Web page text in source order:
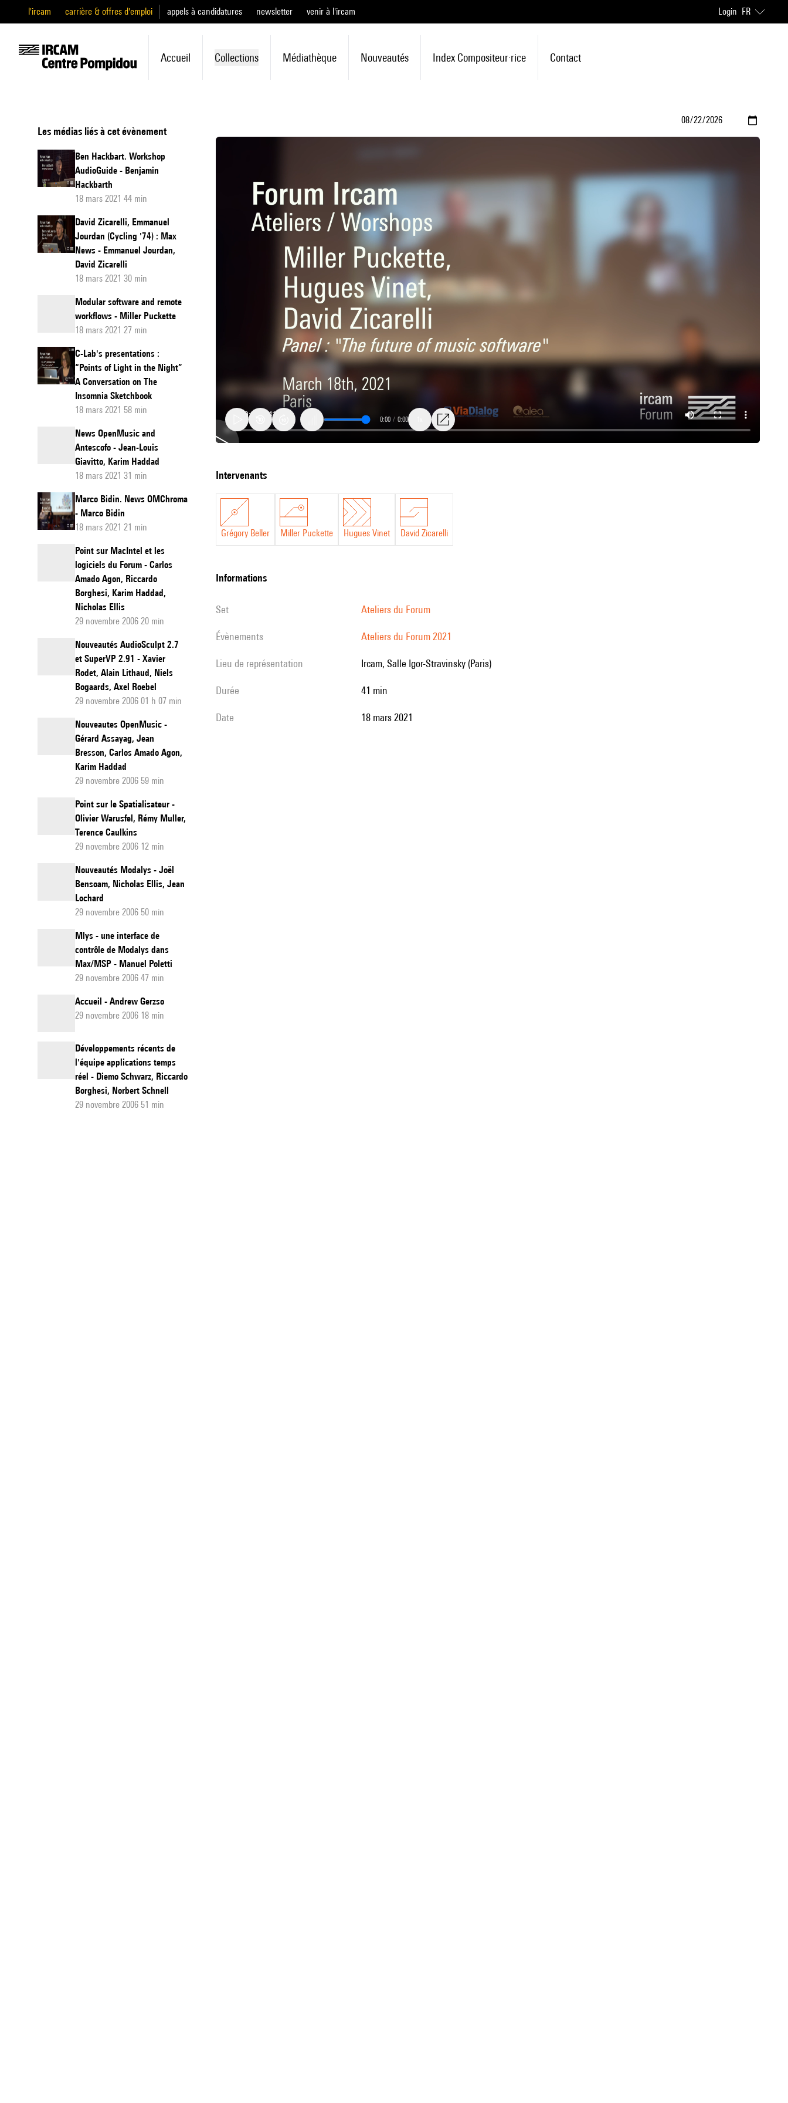
l'ircam carrière & offres d'emploi appels à candidatures newsletter venir à l'ircam Login FR
Accueil Collections Médiathèque Nouveautés Index Compositeur·rice Contact
Les médias liés à cet évènement
Ben Hackbart. Workshop
AudioGuide - Benjamin
Hackbarth
18 mars 2021 44 min
David Zicarelli, Emmanuel
Jourdan (Cycling '74) : Max
News - Emmanuel Jourdan,
David Zicarelli
18 mars 2021 30 min
Modular software and remote
workflows - Miller Puckette
18 mars 2021 27 min
C-Lab's presentations :
“Points of Light in the Night”
A Conversation on The
Insomnia Sketchbook
18 mars 2021 58 min
News OpenMusic and
Antescofo - Jean-Louis
Giavitto, Karim Haddad
18 mars 2021 31 min
Marco Bidin. News OMChroma
- Marco Bidin
18 mars 2021 21 min
Point sur MacIntel et les
logiciels du Forum - Carlos
Amado Agon, Riccardo
Borghesi, Karim Haddad,
Nicholas Ellis
29 novembre 2006 20 min
Nouveautés AudioSculpt 2.7
et SuperVP 2.91 - Xavier
Rodet, Alain Lithaud, Niels
Bogaards, Axel Roebel
29 novembre 2006 01 h 07 min
Nouveautes OpenMusic -
Gérard Assayag, Jean
Bresson, Carlos Amado Agon,
Karim Haddad
29 novembre 2006 59 min
Point sur le Spatialisateur -
Olivier Warusfel, Rémy Muller,
Terence Caulkins
29 novembre 2006 12 min
Nouveautés Modalys - Joël
Bensoam, Nicholas Ellis, Jean
Lochard
29 novembre 2006 50 min
Mlys - une interface de
contrôle de Modalys dans
Max/MSP - Manuel Poletti
29 novembre 2006 47 min
Accueil - Andrew Gerzso
29 novembre 2006 18 min
Développements récents de
l'équipe applications temps
réel - Diemo Schwarz, Riccardo
Borghesi, Norbert Schnell
29 novembre 2006 51 min
music
software
0:00 / 0:00
intervenants
Grégory Beller Miller Puckette Hugues Vinet David Zicarelli
informations
set Ateliers du Forum
évènements Ateliers du Forum 2021
Lieu de représentation Ircam, Salle Igor-Stravinsky (Paris)
durée 41 min
date 18 mars 2021